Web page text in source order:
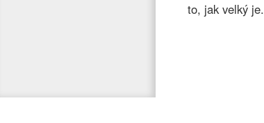
to, jak velký je.